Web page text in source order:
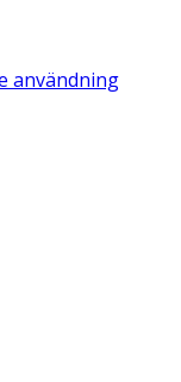
användning